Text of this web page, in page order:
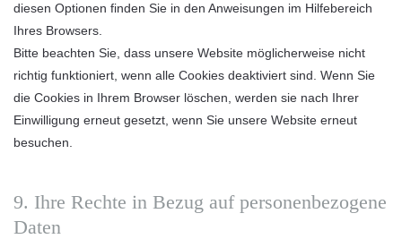
diesen Optionen finden Sie in den Anweisungen im Hilfebereich
Ihres Browsers.
Bitte beachten Sie, dass unsere Website möglicherweise nicht
richtig funktioniert, wenn alle Cookies deaktiviert sind. Wenn Sie
die Cookies in Ihrem Browser löschen, werden sie nach Ihrer
Einwilligung erneut gesetzt, wenn Sie unsere Website erneut
besuchen.
9. Ihre Rechte in Bezug auf personenbezogene
Daten